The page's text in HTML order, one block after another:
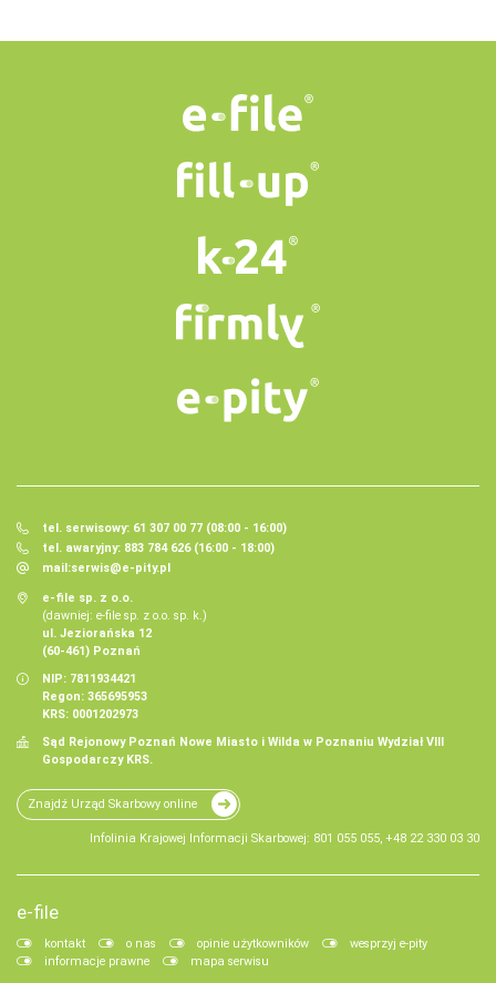
tel. serwisowy: 61 307 00 77 (08:00 - 16:00)
tel. awaryjny: 883 784 626 (16:00 - 18:00)
mail:serwis@e-pity.pl
e-file sp. z o.o.
(dawniej: e-file sp. z o.o. sp. k.)
ul. Jeziorańska 12
(60-461) Poznań
NIP: 7811934421
Regon: 365695953
KRS: 0001202973
Sąd Rejonowy Poznań Nowe Miasto i Wilda w Poznaniu Wydział VIII
Gospodarczy KRS.
Znajdź Urząd Skarbowy online
Infolinia Krajowej Informacji Skarbowej: 801 055 055, +48 22 330 03 30
e-file
kontakt o nas opinie użytkowników
wesprzyj e-pity
informacje prawne
mapa serwisu